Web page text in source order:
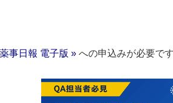
薬事日報 電子版 » への申込みが必要です